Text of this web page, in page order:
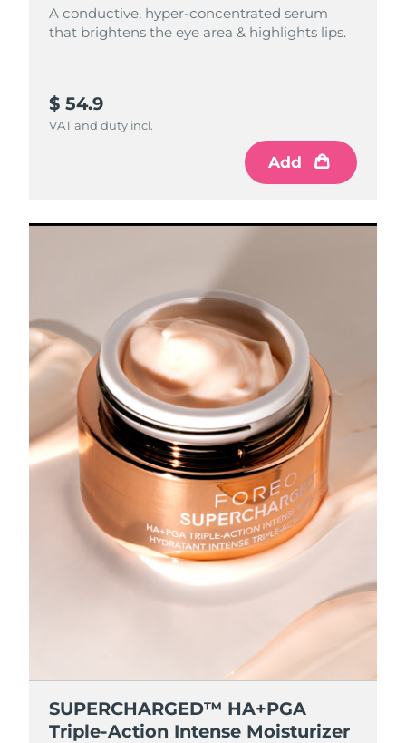
A conductive, hyper-concentrated serum
that brightens the eye area & highlights lips.
$ 54.9
VAT and duty incl.
Add
SUPERCHARGED™ HA+PGA
Triple-Action Intense Moisturizer